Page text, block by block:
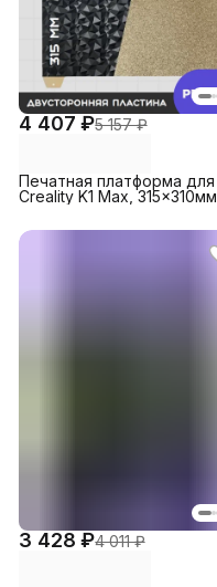
4 407 ₽5 157 ₽
Печатная платформа для
Creality K1 Max, 315x310мм,
3 428 ₽4 011 ₽